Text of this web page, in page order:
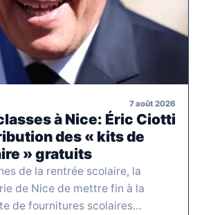
7 août 2026
à Nice: Éric Ciotti
des « kits de
» gratuits
de la rentrée scolaire, la
de Nice de mettre fin à la
de fournitures scolaires…